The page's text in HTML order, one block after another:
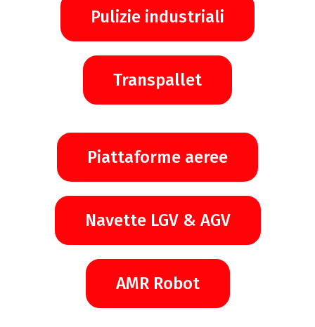
Pulizie industriali
Transpallet
Piattaforme aeree
Navette LGV & AGV
AMR Robot